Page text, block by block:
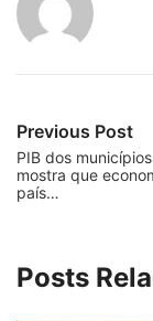
Previous Post
PIB dos municípios
mostra que
país…
Posts